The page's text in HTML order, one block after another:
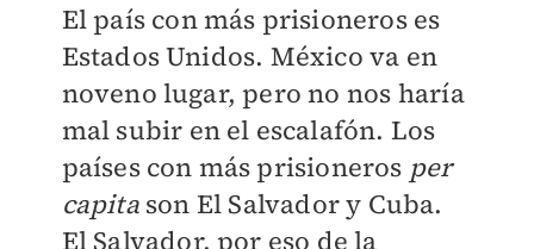
El país con más prisioneros es
Estados Unidos. México va en
noveno lugar, pero no nos haría
mal subir en el escalafón. Los
países con más prisioneros per
capitason El Salvador y Cuba.
El Salvador, por eso de la